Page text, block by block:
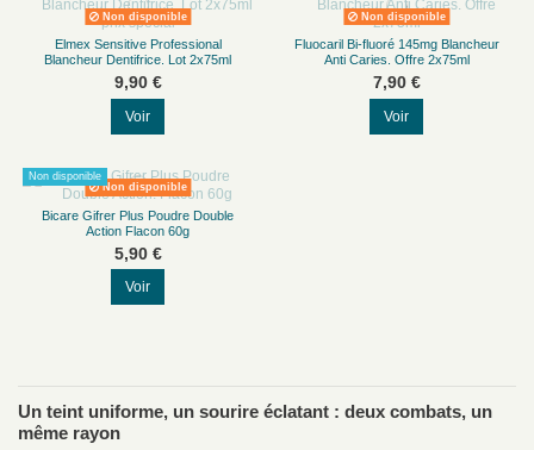
Non disponible
Elmex Sensitive Professional
Blancheur Dentifrice. Lot 2x75ml
9,90 €
Voir
Non disponible
Fluocaril Bi-fluoré 145mg Blancheur
Anti Caries. Offre 2x75ml
7,90 €
Voir
Non disponible
Non disponible
Bicare Gifrer Plus Poudre Double
Action Flacon 60g
5,90 €
Voir
Un teint uniforme, un sourire éclatant : deux combats, un
même rayon